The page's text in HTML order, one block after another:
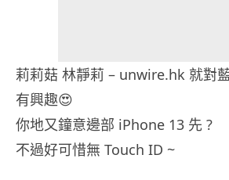
莉莉菇 林靜莉 – unwire.hk 就對
有興趣😍
你地又鐘意邊部 iPhone 13 先 ?
不過好可惜無 Touch ID ~